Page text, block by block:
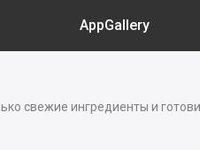
AppGallery
свежие ингредиенты и